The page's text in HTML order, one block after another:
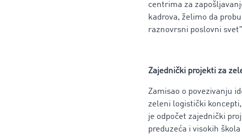
centrima za
kadrova, želimo da
raznovrsni poslovni
Zajednički projekti za
Zamisao o povezivanju
zeleni logistički
je odpočet zajednički
preduzeća i visokih